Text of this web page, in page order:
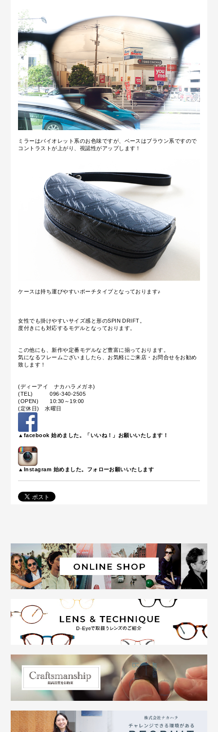
ミラーはバイオレット系のお色味ですが、ベースはブラウン系ですので
コントラストが上がり、視認性がアップします！
ケースは持ち運びやすいポーチタイプとなっております♪
女性でも掛けやすいサイズ感と形のSPIN DRIFT。
度付きにも対応するモデルとなっております。
この他にも、新作や定番モデルなど豊富に揃っております。
気になるフレームございましたら、お気軽にご来店・お問合せをお勧め
致します！
(ディーアイ ナカハラメガネ)
(TEL) 096-340-2505
(OPEN) 10:30～19:00
(定休日) 水曜日
▲facebook 始めました。「いいね！」お願いいたします！
▲Instagram 始めました。フォローお願いいたします